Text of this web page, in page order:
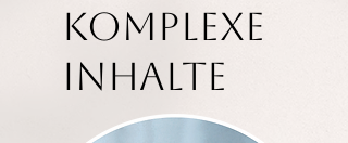
komplexe
Inhalte